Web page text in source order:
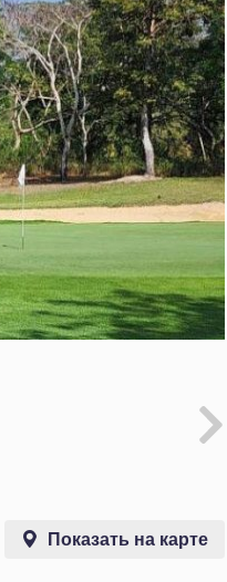
Показать на карте